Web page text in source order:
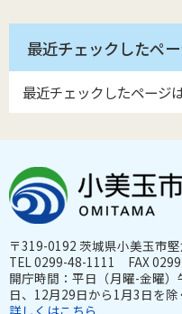
最近チェックしたペ
最近チェックしたページ
〒319-0192 茨城県小美玉市
TEL 0299-48-1111 FAX
開庁時間：平日（月曜-金曜
日、12月29日から1月3日を除